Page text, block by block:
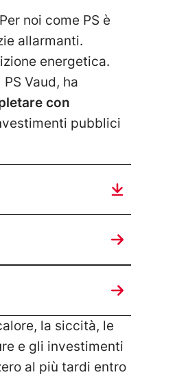
noi come PS è
allarmanti.
energetica.
Vaud, ha
con
pubblici
la siccità, le
e gli investimenti
al più tardi entro